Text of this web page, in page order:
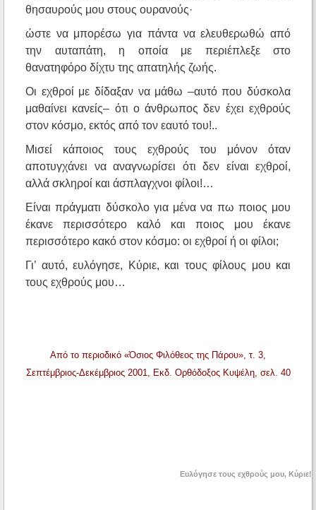
θησαυρούς μου στους ουρανούς·
ώστε να μπορέσω για πάντα να ελευθερωθώ από
την αυταπάτη, η οποία με περιέπλεξε στο
θανατηφόρο δίχτυ της απατηλής ζωής.
Οι εχθροί με δίδαξαν να μάθω –αυτό που δύσκολα
μαθαίνει κανείς– ότι ο άνθρωπος δεν έχει εχθρούς
στον κόσμο, εκτός από τον εαυτό του!..
Μισεί κάποιος τους εχθρούς του μόνον όταν
αποτυγχάνει να αναγνωρίσει ότι δεν είναι εχθροί,
αλλά σκληροί και άσπλαγχνοι φίλοι!…
Είναι πράγματι δύσκολο για μένα να πω ποιος μου
έκανε περισσότερο καλό και ποιος μου έκανε
περισσότερο κακό στον κόσμο: οι εχθροί ή οι φίλοι;
Γι’ αυτό, ευλόγησε, Κύριε, και τους φίλους μου και
τους εχθρούς μου…
Από το περιοδικό «Όσιος Φιλόθεος της Πάρου», τ. 3,
Σεπτέμβριος-Δεκέμβριος 2001, Εκδ. Ορθόδοξος Κυψέλη, σελ. 40
Ευλόγησε τους εχθρούς μου, Κύριε!